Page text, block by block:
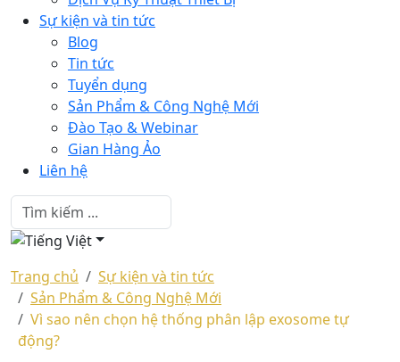
Sự kiện và tin tức
Blog
Tin tức
Tuyển dụng
Sản Phẩm & Công Nghệ Mới
Đào Tạo & Webinar
Gian Hàng Ảo
Liên hệ
Trang chủ
Sự kiện và tin tức
Sản Phẩm & Công Nghệ Mới
Vì sao nên chọn hệ thống phân lập exosome tự
động?